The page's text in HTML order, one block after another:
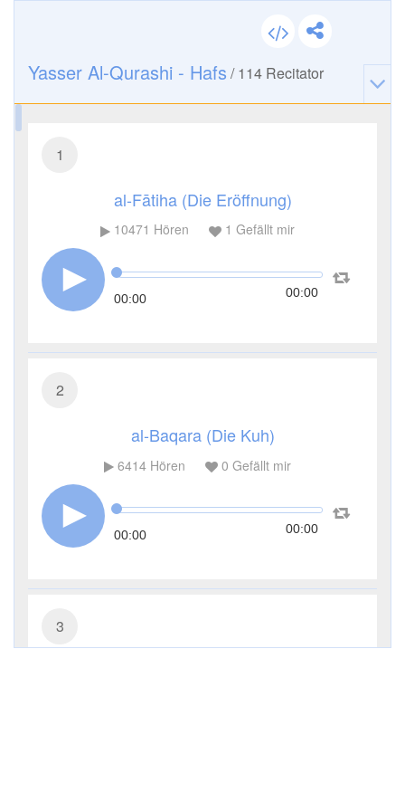
Yasser Al-Qurashi - Hafs /114 Recitator
1
al-Fātiha (Die Eröffnung)
10471 Hören 1 Gefällt mir
00:00 00:00
2
al-Baqara (Die Kuh)
6414Hören 0 Gefällt mir
00:00 00:00
3